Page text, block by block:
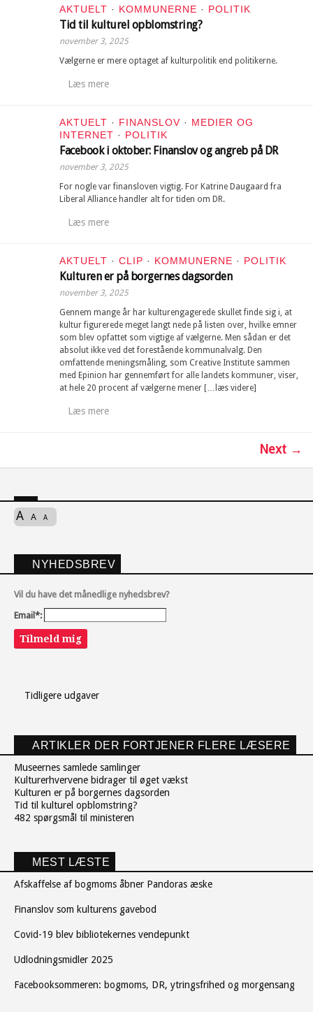
AKTUELT · KOMMUNERNE · POLITIK
Tid til kulturel opblomstring?
november 3, 2025
Vælgerne er mere optaget af kulturpolitik end politikerne.
Læs mere
AKTUELT · FINANSLOV · MEDIER OG
INTERNET · POLITIK
Facebook i oktober: Finanslov og angreb på DR
november 3, 2025
For nogle var finansloven vigtig. For Katrine Daugaard fra
Liberal Alliance handler alt for tiden om DR.
Læs mere
AKTUELT · CLIP · KOMMUNERNE · POLITIK
Kulturen er på borgernes dagsorden
november 3, 2025
Gennem mange år har kulturengagerede skullet finde sig i, at
kultur figurerede meget langt nede på listen over, hvilke emner
som blev opfattet som vigtige af vælgerne. Men sådan er det
absolut ikke ved det forestående kommunalvalg. Den
omfattende meningsmåling, som Creative Institute sammen
med Epinion har gennemført for alle landets kommuner, viser,
at hele 20 procent af vælgerne mener […læs videre]
Læs mere
Next →
A A A
NYHEDSBREV
Vil du have det månedlige nyhedsbrev?
Email*:
Tilmeld mig
Tidligere udgaver
ARTIKLER DER FORTJENER FLERE LÆSERE
Museernes samlede samlinger
Kulturerhvervene bidrager til øget vækst
Kulturen er på borgernes dagsorden
Tid til kulturel opblomstring?
482 spørgsmål til ministeren
MEST LÆSTE
Afskaffelse af bogmoms åbner Pandoras æske
Finanslov som kulturens gavebod
Covid-19 blev bibliotekernes vendepunkt
Udlodningsmidler 2025
Facebooksommeren: bogmoms, DR, ytringsfrihed og morgensang